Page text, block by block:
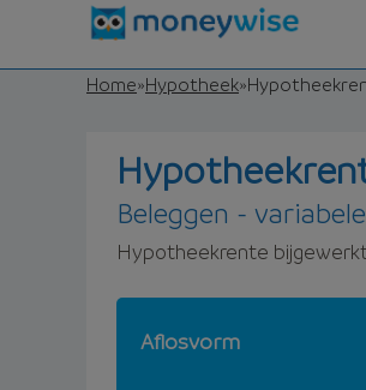
Home»Hypotheek»
Beleggen -
Hypotheekrente
Aflosvorm